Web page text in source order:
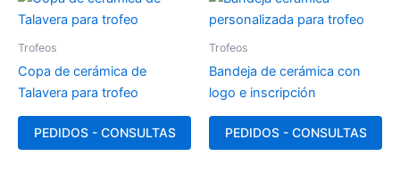
Trofeos
Copa de cerámica de
Talavera para trofeo
PEDIDOS - CONSULTAS
Trofeos
Bandeja de cerámica con
logo e inscripción
PEDIDOS - CONSULTAS